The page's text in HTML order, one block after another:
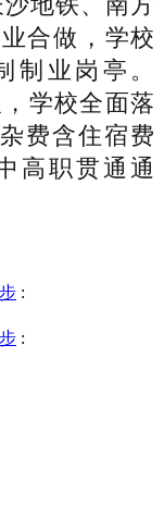
合做，学校
制业岗亭。
学校全面落
费含住宿费
高职贯通通
:
: